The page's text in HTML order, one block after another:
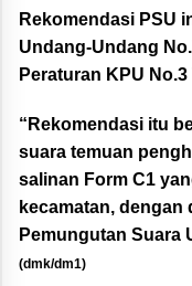
Rekomendasi PSU
Undang-Undang
Peraturan KPU
“Rekomendasi itu
suara temuan
salinan Form C1
kecamatan,
Pemungutan Suara
(dmk/dm1)